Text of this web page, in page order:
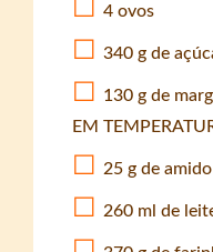
4 ovos
340 g de
130 g de
EM
25 g de
260 ml de